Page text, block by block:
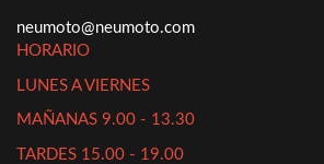
neumoto@neumoto.com
HORARIO
LUNES A VIERNES
MAÑANAS 9.00 - 13.30
TARDES 15.00 - 19.00